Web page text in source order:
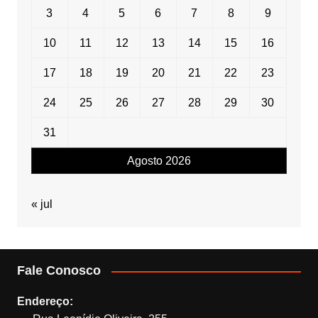
Agosto 2026
3 4 5 6 7 8 9
10 11 12 13 14 15 16
17 18 19 20 21 22 23
24 25 26 27 28 29 30
31
« jul
Fale Conosco
Endereço: